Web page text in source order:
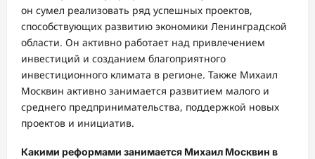
он сумел реализовать ряд успешных проектов,
способствующих развитию экономики Ленинградской
области. Он активно работает над привлечением
инвестиций и созданием благоприятного
инвестиционного климата в регионе. Также Михаил
Москвин активно занимается развитием малого и
среднего предпринимательства, поддержкой новых
проектов и инициатив.
Какими реформами занимается Михаил Москвин в